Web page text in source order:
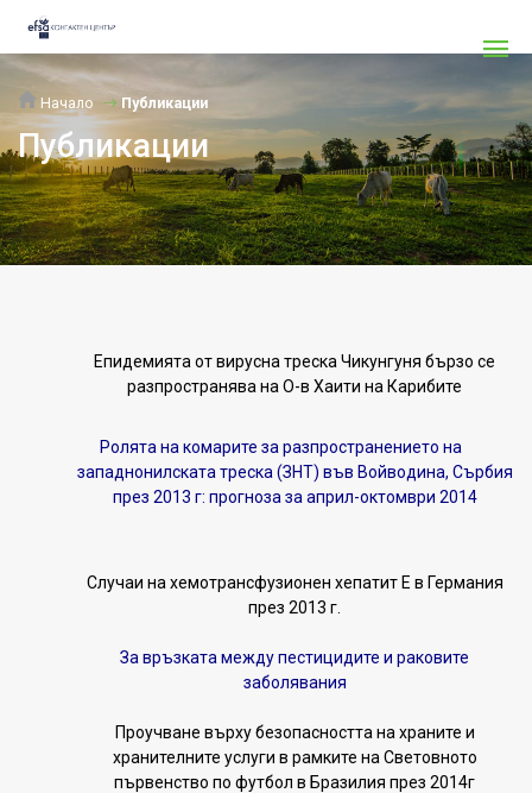
Начало Публикации
Публикации
Епидемията от вирусна треска Чикунгуня бързо се
разпространява на О-в Хаити на Карибите
Ролята на комарите за разпространението на
западнонилската треска (ЗНТ) във Войводина, Сърбия
през 2013 г: прогноза за април-октомври 2014
Случаи на хемотрансфузионен хепатит Е в Германия
през 2013 г.
За връзката между пестицидите и раковите
заболявания
Проучване върху безопасността на храните и
хранителните услуги в рамките на Световното
първенство по футбол в Бразилия през 2014г